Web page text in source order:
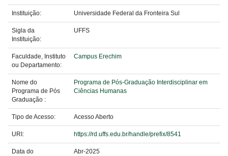
Instituição: Universidade Federal da Fronteira Sul
Sigla da
Instituição:
UFFS
Faculdade, Instituto
ou Departamento:
Campus Erechim
Nome do
Programa de Pós
Graduação :
Programa de Pós-Graduação Interdisciplinar em
Ciências Humanas
Tipo de Acesso: Acesso Aberto
URI: https://rd.uffs.edu.br/handle/prefix/8541
Data do
Abr-2025